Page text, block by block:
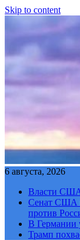
Skip to content
6 августа, 2026
Власти США
Сенат США
против
В Германии
Трамп